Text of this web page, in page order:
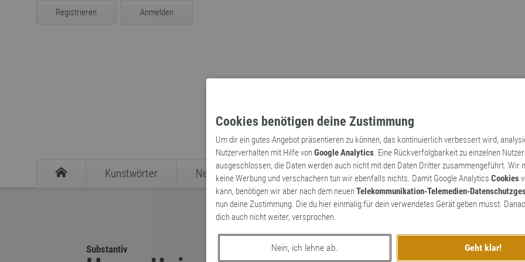
Cookies benötigen deine Zustimmung
Um dir ein gutes Angebot präsentieren zu können, das kontinuierlich verbessert wird,
Nutzerverhalten mit Hilfe vonGoogle Analytics. Eine Rückverfolgbarkeit zu einzelnen
ausgeschlossen, die Daten werden auch nicht mit den Daten Dritter zusammengeführt. Wir
keine Werbung und verschachern tun wir ebenfalls nichts. Damit Google Analytics Cookies
kann, benötigen wir aber nach dem neuenTelekommunikation-Telemedien-
nun deine Zustimmung. Die du hier einmalig für dein verwendetes Gerät geben musst.
dich auch nicht weiter, versprochen.
Nein, ich lehne ab. Geht klar!
Registrieren Anmelden
Kunstwörter Neologismen Archaismen Markennamen
Substantiv